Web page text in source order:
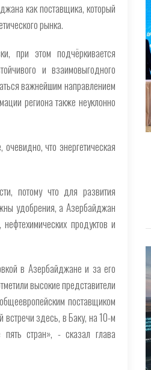
как поставщика, который
рынка.
при этом подчёркивается
и взаимовыгодного
важнейшим направлением
региона также неуклонно
что энергетическая
потому что для развития
удобрения, а Азербайджан
продуктов и
в Азербайджане и за его
высокие представители
поставщиком
встречи здесь, в Баку, на 10-м
пять стран», - сказал глава